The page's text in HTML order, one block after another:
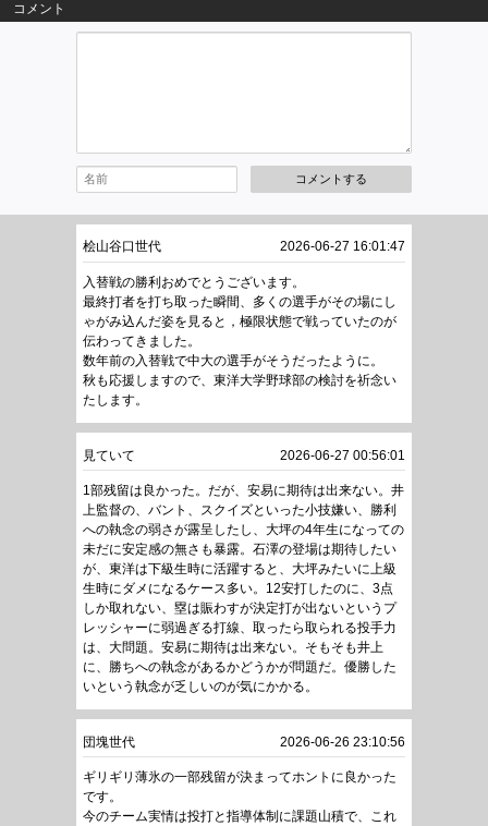
コメント
コメントする
桧山谷口世代 2026-06-27 16:01:47
入替戦の勝利おめでとうございます。
最終打者を打ち取った瞬間、多くの選手がその場にし
ゃがみ込んだ姿を見ると，極限状態で戦っていたのが
伝わってきました。
数年前の入替戦で中大の選手がそうだったように。
秋も応援しますので、東洋大学野球部の検討を祈念い
たします。
見ていて 2026-06-27 00:56:01
1部残留は良かった。だが、安易に期待は出来ない。井
上監督の、バント、スクイズといった小技嫌い、勝利
への執念の弱さが露呈したし、大坪の4年生になっての
未だに安定感の無さも暴露。石澤の登場は期待したい
が、東洋は下級生時に活躍すると、大坪みたいに上級
生時にダメになるケース多い。12安打したのに、3点
しか取れない、塁は賑わすが決定打が出ないというプ
レッシャーに弱過ぎる打線、取ったら取られる投手力
は、大問題。安易に期待は出来ない。そもそも井上
に、勝ちへの執念があるかどうかが問題だ。優勝した
いという執念が乏しいのが気にかかる。
団塊世代 2026-06-26 23:10:56
ギリギリ薄氷の一部残留が決まってホントに良かった
です。
今のチーム実情は投打と指導体制に課題山積で、これ